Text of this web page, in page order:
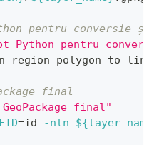
pentru
Python pentru
final
final"
FID=id -nln